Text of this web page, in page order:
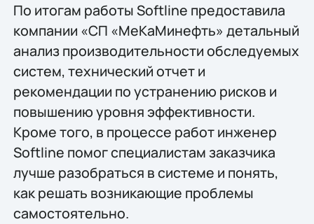
По итогам работы Softline предоставила
компании «СП «МеКаМинефть» детальный
анализ производительности обследуемых
систем, технический отчет и
рекомендации по устранению рисков и
повышению уровня эффективности.
Кроме того, в процессе работ инженер
Softline помог специалистам заказчика
лучше разобраться в системе и понять,
как решать возникающие проблемы
самостоятельно.